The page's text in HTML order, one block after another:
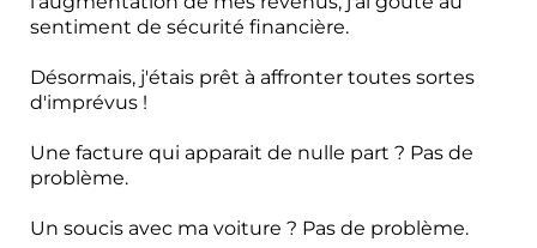
sentiment de sécurité financière.
Désormais, j'étais prêt à affronter toutes sortes
d'imprévus !
Une facture qui apparait de nulle part ? Pas de
problème.
Un soucis avec ma voiture ? Pas de problème.